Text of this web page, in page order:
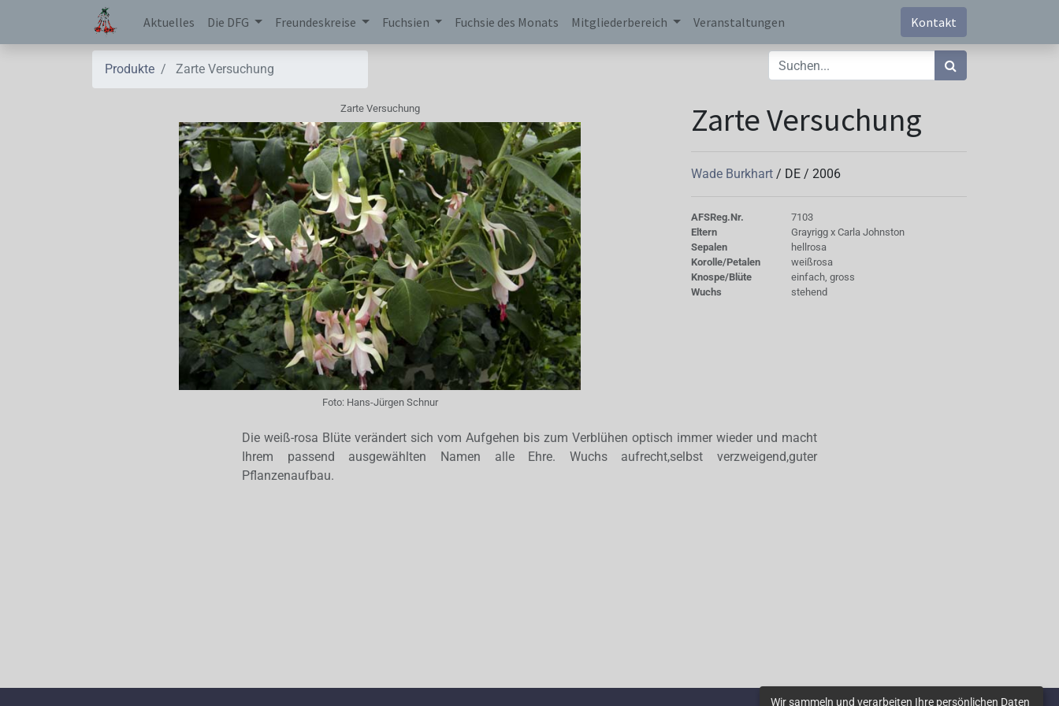
Aktuelles Die DFG Freundeskreise Fuchsien Fuchsie des Monats Mitgliederbereich Veranstaltungen Kontakt
Produkte Zarte Versuchung
Zarte Versuchung
Foto: Hans-Jürgen Schnur
Zarte Versuchung
Wade Burkhart / DE / 2006
AFSReg.Nr.
7103
Eltern
Grayrigg x Carla Johnston
Sepalen
hellrosa
Korolle/Petalen
weißrosa
Knospe/Blüte
einfach, gross
Wuchs
stehend
Die weiß-rosa Blüte verändert sich vom Aufgehen bis zum Verblühen optisch immer wieder und macht
Ihrem passend ausgewählten Namen alle Ehre. Wuchs aufrecht,selbst verzweigend,guter
Pflanzenaufbau.
Wir sammeln und verarbeiten Ihre persönlichen Daten